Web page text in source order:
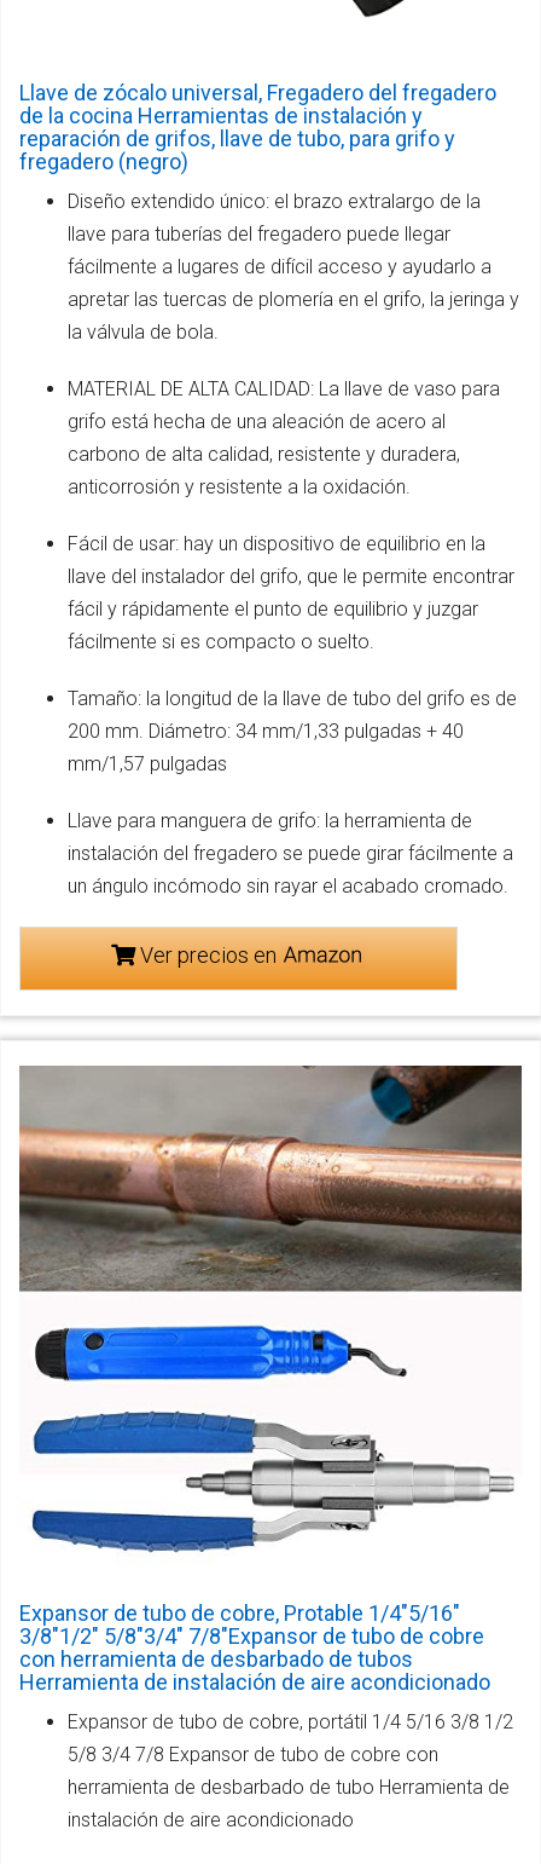
Llave de zócalo universal, Fregadero del fregadero
de la cocina Herramientas de instalación y
reparación de grifos, llave de tubo, para grifo y
fregadero (negro)
Diseño extendido único: el brazo extralargo de la
llave para tuberías del fregadero puede llegar
fácilmente a lugares de difícil acceso y ayudarlo a
apretar las tuercas de plomería en el grifo, la jeringa y
la válvula de bola.
MATERIAL DE ALTA CALIDAD: La llave de vaso para
grifo está hecha de una aleación de acero al
carbono de alta calidad, resistente y duradera,
anticorrosión y resistente a la oxidación.
Fácil de usar: hay un dispositivo de equilibrio en la
llave del instalador del grifo, que le permite encontrar
fácil y rápidamente el punto de equilibrio y juzgar
fácilmente si es compacto o suelto.
Tamaño: la longitud de la llave de tubo del grifo es de
200 mm. Diámetro: 34 mm/1,33 pulgadas + 40
mm/1,57 pulgadas
Llave para manguera de grifo: la herramienta de
instalación del fregadero se puede girar fácilmente a
un ángulo incómodo sin rayar el acabado cromado.
Ver precios en
Expansor de tubo de cobre, Protable 1/4"5/16"
3/8"1/2" 5/8"3/4" 7/8"Expansor de tubo de cobre
con herramienta de desbarbado de tubos
Herramienta de instalación de aire acondicionado
Expansor de tubo de cobre, portátil 1/4 5/16 3/8 1/2
5/8 3/4 7/8 Expansor de tubo de cobre con
herramienta de desbarbado de tubo Herramienta de
instalación de aire acondicionado